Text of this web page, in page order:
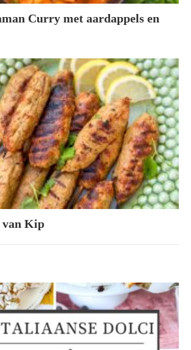
Curry met aardappels en
van Kip